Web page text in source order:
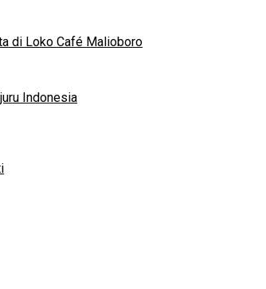
di Loko Café Malioboro
Indonesia